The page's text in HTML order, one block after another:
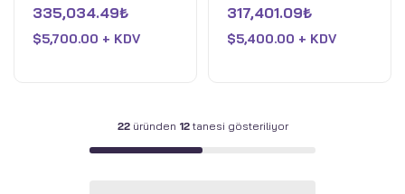
14900HX - 12GB Nvidia
GeForce RTX 4080 -
üzerinden
0
aldı
335,034.49₺
$5,700.00 + KDV
12GB Nvidia GeForce
RTX 4080 - 32GB DDR5
üzerinden
0
aldı
317,401.09₺
$5,400.00 + KDV
22üründen 12tanesi gösteriliyor